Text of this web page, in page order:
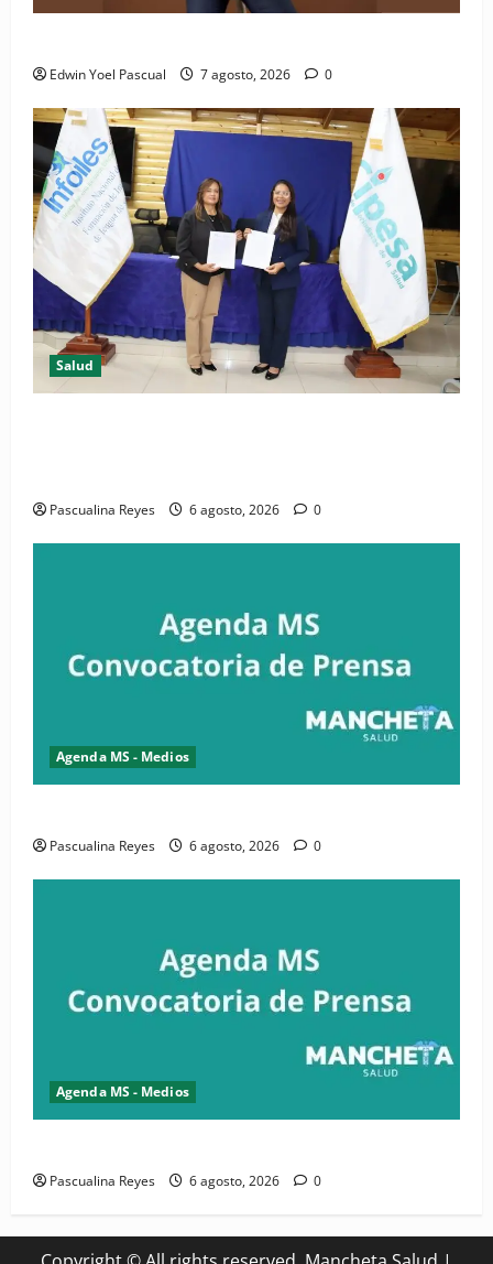
Edwin Yoel Pascual 7 agosto, 2026 0
Salud
Pascualina Reyes 6 agosto, 2026 0
Agenda MS - Medios
Pascualina Reyes 6 agosto, 2026 0
Agenda MS - Medios
Pascualina Reyes 6 agosto, 2026 0